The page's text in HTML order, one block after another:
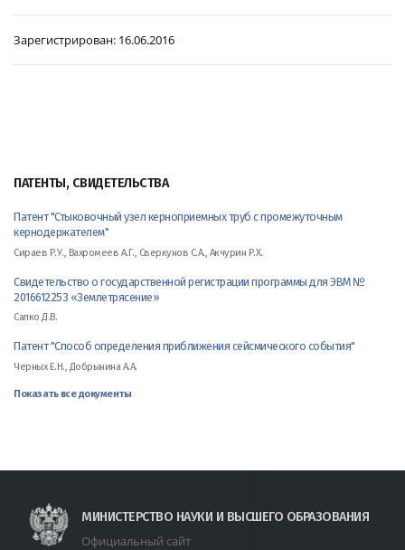
ПАТЕНТЫ, СВИДЕТЕЛЬСТВА
Патент "Стыковочный узел керноприемных труб с промежуточным
кернодержателем"
Сираев Р.У., Вахромеев А.Г., Сверкунов С.А., Акчурин Р.Х.
Свидетельство о государственной регистрации программы для ЭВМ №
2016612253 «Землетрясение»
Салко Д.В.
Патент "Способ определения приближения сейсмического события"
Черных Е.Н., Добрынина А.А.
Показать все документы
Зарегистрирован: 16.06.2016
МИНИСТЕРСТВО НАУКИ И ВЫСШЕГО ОБРАЗОВАНИЯ
Официальный сайт